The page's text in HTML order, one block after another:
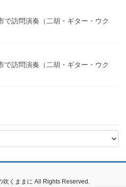
で訪問演奏（二胡・ギター・ウク
で訪問演奏（二胡・ギター・ウク
くままに All Rights Reserved.